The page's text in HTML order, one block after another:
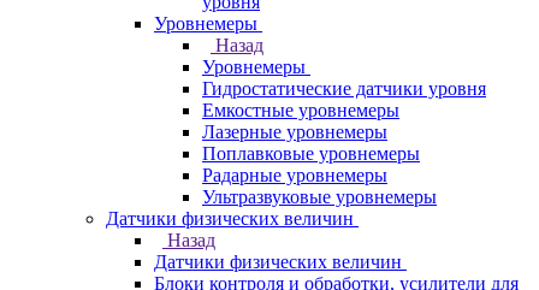
Уровнемеры
Назад
Уровнемеры
Гидростатические датчики уровня
Емкостные уровнемеры
Лазерные уровнемеры
Поплавковые уровнемеры
Радарные уровнемеры
Ультразвуковые уровнемеры
Датчики физических величин
Назад
Датчики физических величин
Блоки контроля и обработки, усилители для